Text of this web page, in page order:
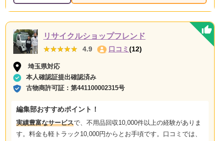
リサイクルショップフレンド
★★★★★
★★★★★ 4.9 口コミ (12)
埼玉県対応
本人確認証提出確認済み
古物商許可証：第441100002315号
編集部おすすめポイント！
実績豊富なサービスで、不用品回収10,000件以上の経験がありま
す。料金も軽トラック10,000円からとお手頃です。口コミでは、